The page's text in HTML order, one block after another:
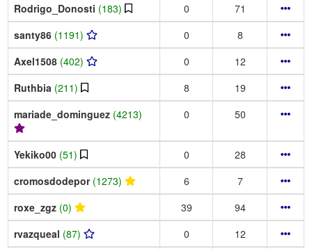
Rodrigo_Donosti (183) 0
71
santy86 (1191) 0
8
Axel1508 (402) 0
12
Ruthbia (211) 8
19
mariade_dominguez (4213) 0 50
Yekiko00 (51) 0
28
cromosdodepor (1273) 6
7
roxe_zgz (0) 39
94
rvazqueal (87) 0
12